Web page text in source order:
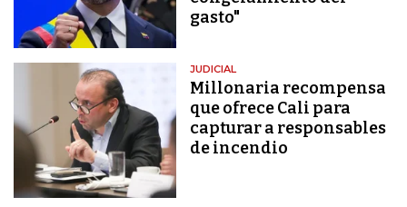
gasto"
JUDICIAL
Millonaria recompensa
que ofrece Cali para
capturar a responsables
de incendio